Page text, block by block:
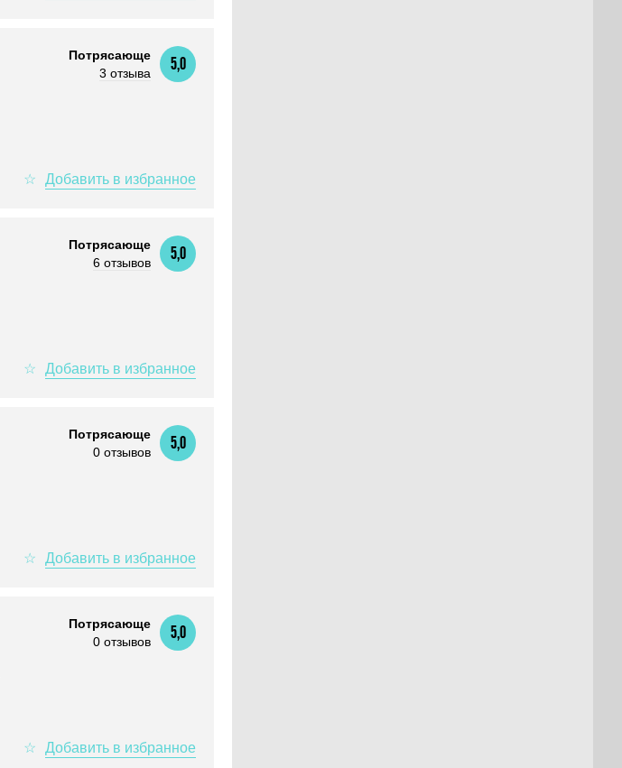
Потрясающе
3 отзыва
5,0
Потрясающе
6 отзывов
5,0
Потрясающе
0 отзывов
5,0
Потрясающе
0 отзывов
5,0